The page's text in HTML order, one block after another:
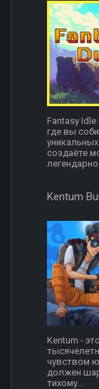
Fantasy Idle
где вы
создаёте
Kentum
Kentum -
чувством
должен
тихому...